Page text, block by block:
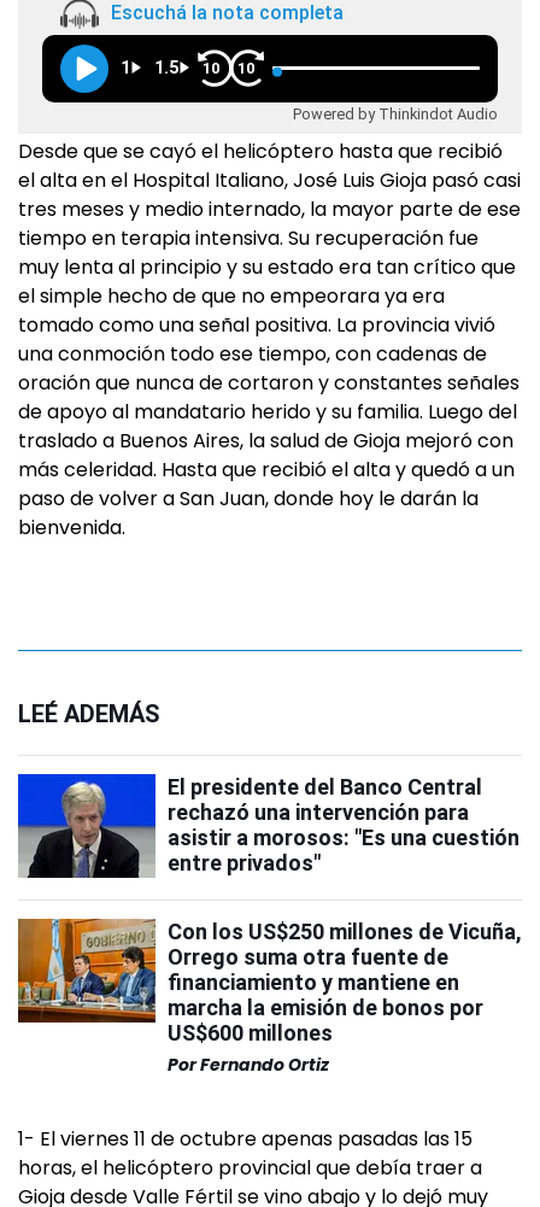
Escuchá la nota completa
1 1.5 10 10
Powered by Thinkindot Audio
Desde que se cayó el helicóptero hasta que recibió
el alta en el Hospital Italiano, José Luis Gioja pasó casi
tres meses y medio internado, la mayor parte de ese
tiempo en terapia intensiva. Su recuperación fue
muy lenta al principio y su estado era tan crítico que
el simple hecho de que no empeorara ya era
tomado como una señal positiva. La provincia vivió
una conmoción todo ese tiempo, con cadenas de
oración que nunca de cortaron y constantes señales
de apoyo al mandatario herido y su familia. Luego del
traslado a Buenos Aires, la salud de Gioja mejoró con
más celeridad. Hasta que recibió el alta y quedó a un
paso de volver a San Juan, donde hoy le darán la
bienvenida.
LEÉ ADEMÁS
El presidente del Banco Central
rechazó una intervención para
asistir a morosos: "Es una cuestión
entre privados"
Con los US$250 millones de Vicuña,
Orrego suma otra fuente de
financiamiento y mantiene en
marcha la emisión de bonos por
US$600 millones
PorFernando Ortiz
1- El viernes 11 de octubre apenas pasadas las 15
horas, el helicóptero provincial que debía traer a
Gioja desde Valle Fértil se vino abajo y lo dejó muy